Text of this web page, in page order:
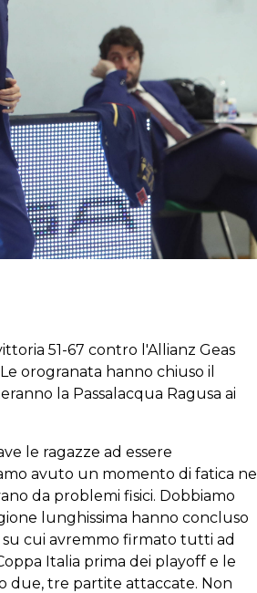
51-67 contro l'Allianz Geas
orogranata hanno chiuso il
la Passalacqua Ragusa ai
le ragazze ad essere
avuto un momento di fatica nel
da problemi fisici. Dobbiamo
lunghissima hanno concluso
cui avremmo firmato tutti ad
Italia prima dei playoff e le
due, tre partite attaccate. Non